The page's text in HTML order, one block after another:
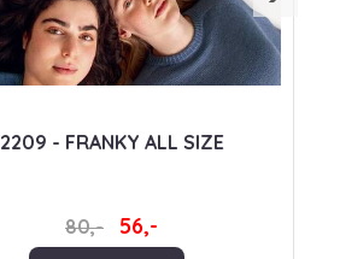
2209 - FRANKY ALL SIZE
80,-
56,-